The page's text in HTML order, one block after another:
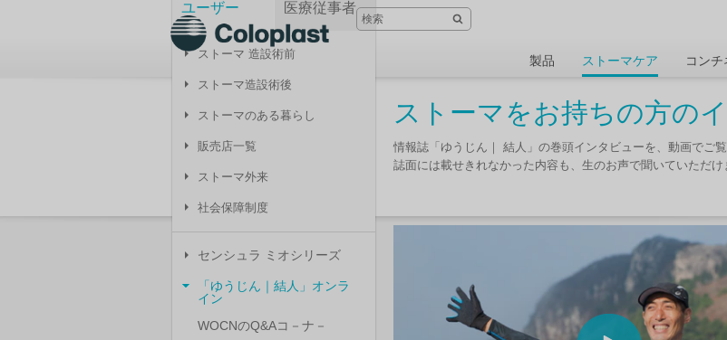
製品 ストーマケア コン
ユーザー
ストーマ 造設術前
ストーマ造設術後
ストーマのある暮らし
販売店一覧
ストーマ外来
社会保障制度
医療従事者
センシュラ ミオシリーズ
「ゆうじん｜結人」オンラ
イン
WOCNのQ&Aコ－ナ－
ストーマをお持ちの方の
情報誌「ゆうじん｜ 結人」の巻頭インタビューを、動画でご覧
誌面には載せきれなかった内容も、生のお声で聞いていただけ